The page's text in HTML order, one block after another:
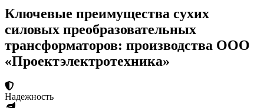
Ключевые преимущества сухих
силовых преобразовательных
трансформаторов: производства ООО
«Проектэлектротехника»
Надежность